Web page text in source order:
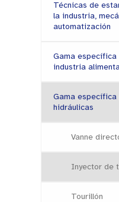
Técnicas de
la industria,
automatización
Gama específica
industria
Gama
hidráulicas
Vanne
Inyector de
Tourillón